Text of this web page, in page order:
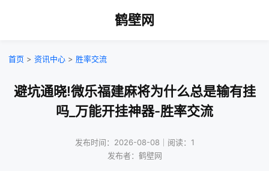
鹤壁网
首页 > 资讯中心 > 胜率交流
避坑通晓!微乐福建麻将为什么总是输有挂
吗_万能开挂神器-胜率交流
发布时间：2026-08-08｜阅读：1
发布者：鹤壁网